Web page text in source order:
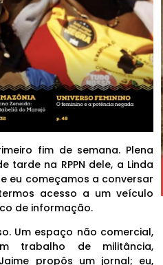
fim de semana. Plena
tarde na RPPN dele, a Linda
eu começamos a conversar
acesso a um veículo
de informação.
Um espaço não comercial,
trabalho de militância,
propôs um jornal; eu,